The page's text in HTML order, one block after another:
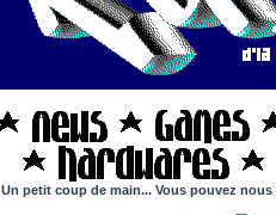
Un petit coup de main... Vous pouvez